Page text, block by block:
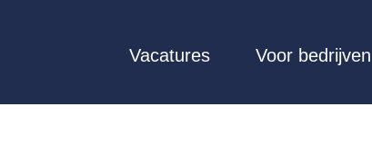
Vacatures Voor bedrijven